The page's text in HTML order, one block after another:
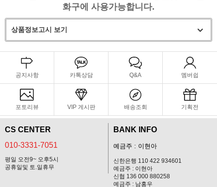
화구에 사용가능합니다.
상품정보고시 보기
공지사항 카톡상담 Q&A 멤버쉽
포토리뷰 VIP 게시판 배송조회 기획전
CS CENTER
010-3331-7051
평일 오전9~ 오후5시
공휴일및 토.일휴무
BANK INFO
예금주 : 이현아
신한은행 110 422 934601
예금주 : 이현아
신협 136 000 880258
예금주 : 남홍우